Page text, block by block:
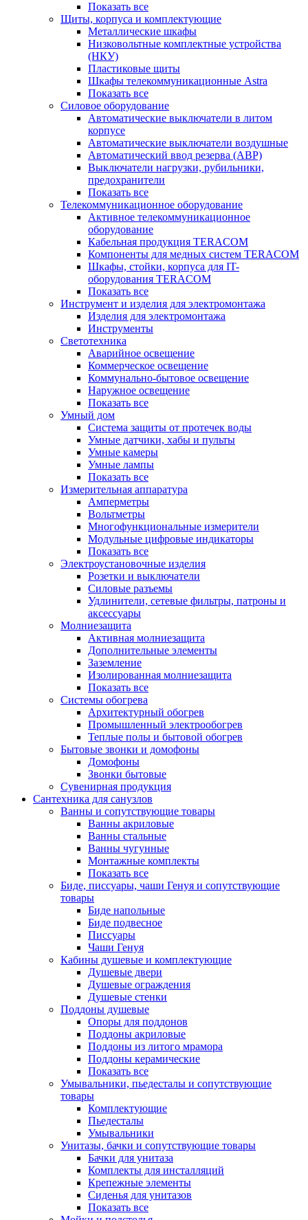
Показать все
Щиты, корпуса и комплектующие
Металлические шкафы
Низковольтные комплектные устройства
(НКУ)
Пластиковые щиты
Шкафы телекоммуникационные Astra
Показать все
Силовое оборудование
Автоматические выключатели в литом
корпусе
Автоматические выключатели воздушные
Автоматический ввод резерва (АВР)
Выключатели нагрузки, рубильники,
предохранители
Показать все
Телекоммуникационное оборудование
Активное телекоммуникационное
оборудование
Кабельная продукция TERACOM
Компоненты для медных систем TERACOM
Шкафы, стойки, корпуса для IT-
оборудования TERACOM
Показать все
Инструмент и изделия для электромонтажа
Изделия для электромонтажа
Инструменты
Светотехника
Аварийное освещение
Коммерческое освещение
Коммунально-бытовое освещение
Наружное освещение
Показать все
Умный дом
Система защиты от протечек воды
Умные датчики, хабы и пульты
Умные камеры
Умные лампы
Показать все
Измерительная аппаратура
Амперметры
Вольтметры
Многофункциональные измерители
Модульные цифровые индикаторы
Показать все
Электроустановочные изделия
Розетки и выключатели
Силовые разъемы
Удлинители, сетевые фильтры, патроны и
аксессуары
Молниезащита
Активная молниезащита
Дополнительные элементы
Заземление
Изолированная молниезащита
Показать все
Системы обогрева
Архитектурный обогрев
Промышленный электрообогрев
Теплые полы и бытовой обогрев
Бытовые звонки и домофоны
Домофоны
Звонки бытовые
Сувенирная продукция
Сантехника для санузлов
Ванны и сопутствующие товары
Ванны акриловые
Ванны стальные
Ванны чугунные
Монтажные комплекты
Показать все
Биде, писсуары, чаши Генуя и сопутствующие
товары
Биде напольные
Биде подвесное
Писсуары
Чаши Генуя
Кабины душевые и комплектующие
Душевые двери
Душевые ограждения
Душевые стенки
Поддоны душевые
Опоры для поддонов
Поддоны акриловые
Поддоны из литого мрамора
Поддоны керамические
Показать все
Умывальники, пьедесталы и сопутствующие
товары
Комплектующие
Пьедесталы
Умывальники
Унитазы, бачки и сопутствующие товары
Бачки для унитаза
Комплекты для инсталляций
Крепежные элементы
Сиденья для унитазов
Показать все